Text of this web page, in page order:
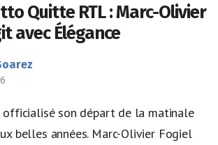
Quitte RTL : Marc-Olivier
avec Élégance
officialisé son départ de la matinale
belles années. Marc-Olivier Fogiel